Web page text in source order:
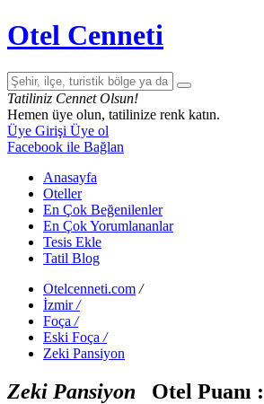
Otel Cenneti
Tatiliniz Cennet Olsun!
Hemen üye olun, tatilinize renk katın.
Üye Girişi Üye ol
Facebook ile Bağlan
Anasayfa
Oteller
En Çok Beğenilenler
En Çok Yorumlananlar
Tesis Ekle
Tatil Blog
Otelcenneti.com /
İzmir /
Foça /
Eski Foça /
Zeki Pansiyon
Zeki Pansiyon Otel Puanı :